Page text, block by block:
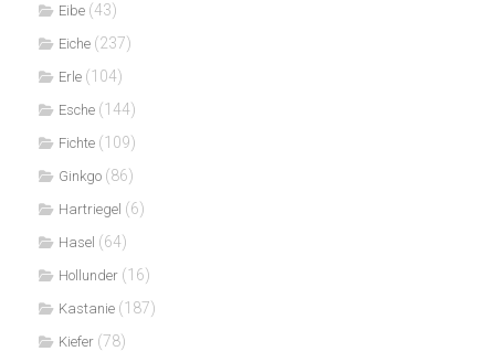
Eibe (43)
Eiche (237)
Erle (104)
Esche (144)
Fichte (109)
Ginkgo (86)
Hartriegel (6)
Hasel (64)
Hollunder (16)
Kastanie (187)
Kiefer (78)